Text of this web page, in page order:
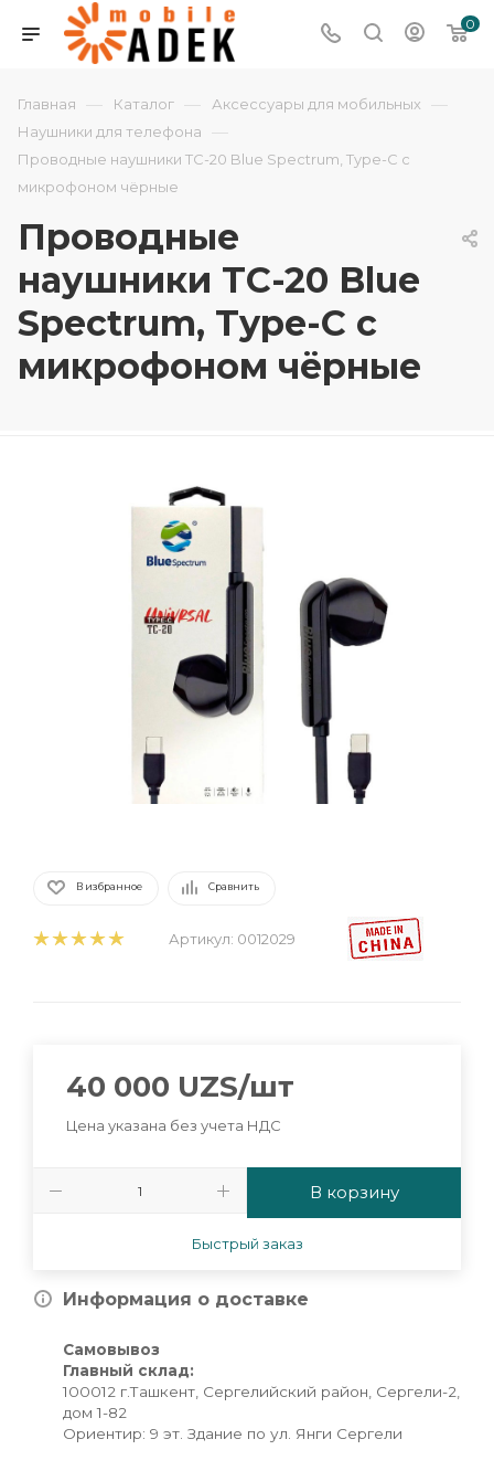
0
Главная — Каталог — Аксессуары для мобильных —
Наушники для телефона —
Проводные наушники TC-20 Blue Spectrum, Type-C с
микрофоном чёрные
Проводные
наушники TC-20 Blue
Spectrum, Type-C с
микрофоном чёрные
В избранное Сравнить
Артикул: 0012029
40 000 UZS/шт
Цена указана без учета НДС
В корзину
Быстрый заказ
Информация о доставке
Самовывоз
Главный склад:
100012 г.Ташкент, Сергелийский район, Сергели-2,
дом 1-82
Ориентир: 9 эт. Здание по ул. Янги Сергели